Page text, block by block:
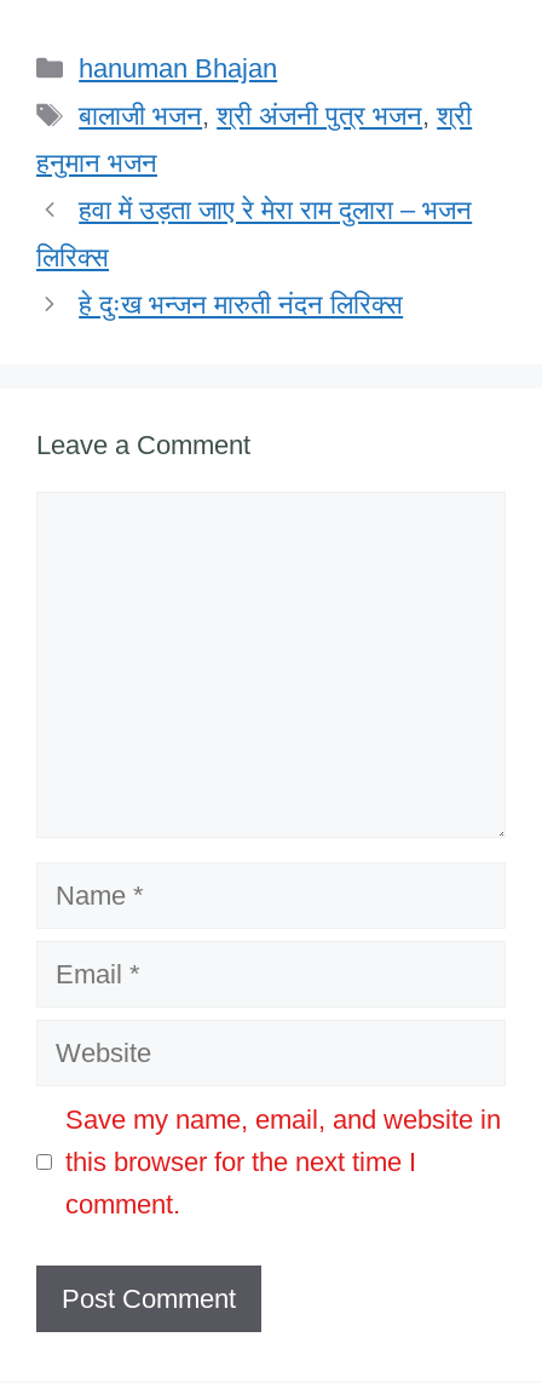
e
b
o
o
k
er e
dI
s
A
p
o
ail
Categories
hanuman Bhajan
Tags
बालाजी भजन,श्री अंजनी पुत्र भजन,श्री
हनुमान भजन
हवा में उड़ता जाए रे मेरा राम दुलारा – भजन
लिरिक्स
हे दुःख भन्जन मारुती नंदन लिरिक्स
Leave a Comment
Name
Email
Website
Save my name, email, and website in
this browser for the next time I
comment.